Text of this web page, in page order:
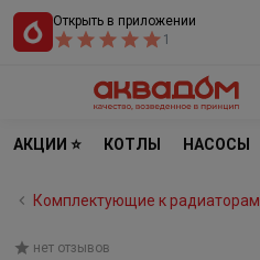
Открыть в приложении
1
АКЦИИ ⭐ КОТЛЫ НАСОСЫ
Комплектующие к радиаторам
нет отзывов